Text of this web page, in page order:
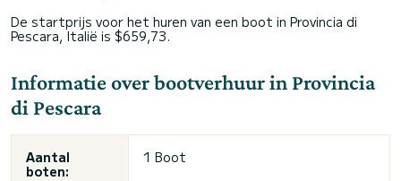
De startprijs voor het huren van een boot in Provincia di
Pescara, Italië is $659,73.
Informatie over bootverhuur in Provincia
di Pescara
Aantal
boten:
1 Boot